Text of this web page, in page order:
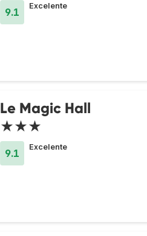
9.1
Excelente
Le Magic Hall
★★★
9.1
Excelente